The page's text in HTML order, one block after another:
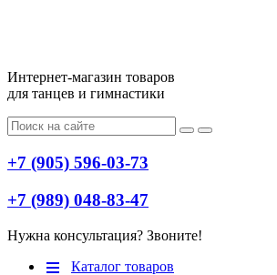
Интернет-магазин товаров
для танцев и гимнастики
+7 (905) 596-03-73
+7 (989) 048-83-47
Нужна консультация? Звоните!
Меню
Каталог товаров